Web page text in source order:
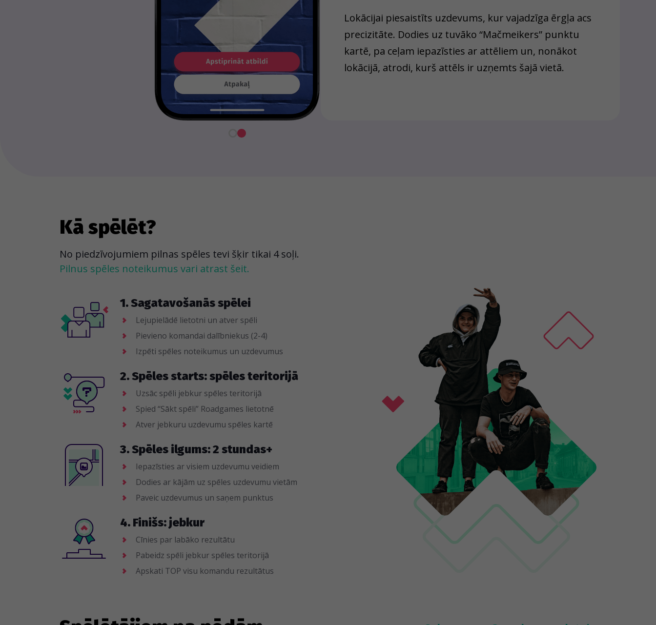
Lokācijai piesaistīts uzdevums, kur vajadzīga ērgļa acs
precizitāte. Dodies uz tuvāko “Mačmeikers” punktu
kartē, pa ceļam iepazīsties ar attēliem un, nonākot
lokācijā, atrodi, kurš attēls ir uzņemts šajā vietā.
Kā spēlēt?
No piedzīvojumiem pilnas spēles tevi šķir tikai 4 soļi.
Pilnus spēles noteikumus vari atrast šeit.
1. Sagatavošanās spēlei
Lejupielādē lietotni un atver spēli
Pievieno komandai dalībniekus (2-4)
Izpēti spēles noteikumus un uzdevumus
2. Spēles starts: spēles teritorijā
Uzsāc spēli jebkur spēles teritorijā
Spied “Sākt spēli” Roadgames lietotnē
Atver jebkuru uzdevumu spēles kartē
3. Spēles ilgums: 2 stundas+
Iepazīsties ar visiem uzdevumu veidiem
Dodies ar kājām uz spēles uzdevumu vietām
Paveic uzdevumus un saņem punktus
4. Finišs: jebkur
Cīnies par labāko rezultātu
Pabeidz spēli jebkur spēles teritorijā
Apskati TOP visu komandu rezultātus